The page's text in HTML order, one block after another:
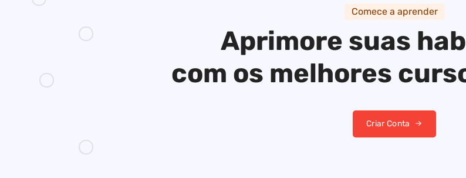
Comece a aprender
Aprimore suas
com os melhores
Criar Conta